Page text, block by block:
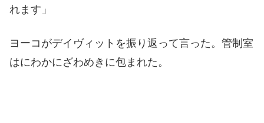
れます」
ヨーコがデイヴィットを振り返って言った。管制室
はにわかにざわめきに包まれた。